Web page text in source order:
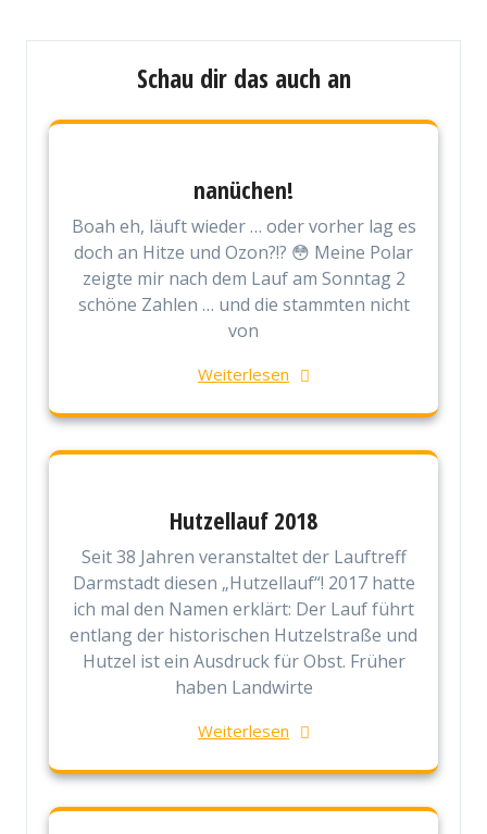
Schau dir das auch an
nanüchen!
Boah eh, läuft wieder … oder vorher lag es
doch an Hitze und Ozon?!? 😳 Meine Polar
zeigte mir nach dem Lauf am Sonntag 2
schöne Zahlen … und die stammten nicht
von
Weiterlesen
Hutzellauf 2018
Seit 38 Jahren veranstaltet der Lauftreff
Darmstadt diesen „Hutzellauf“! 2017 hatte
ich mal den Namen erklärt: Der Lauf führt
entlang der historischen Hutzelstraße und
Hutzel ist ein Ausdruck für Obst. Früher
haben Landwirte
Weiterlesen